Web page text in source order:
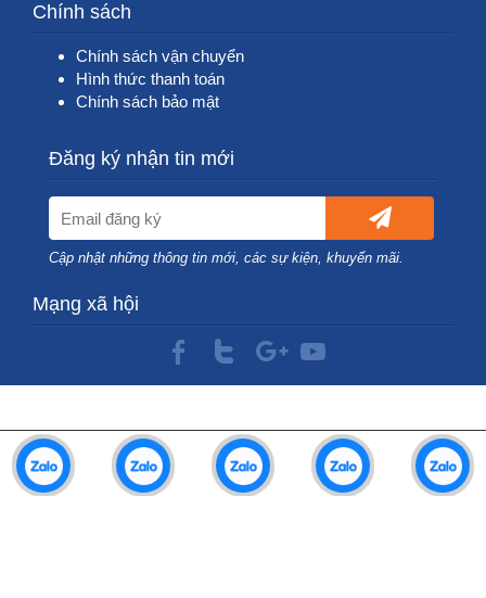
Chính sách
Chính sách vận chuyển
Hình thức thanh toán
Chính sách bảo mật
Đăng ký nhận tin mới
Cập nhật những thông tin mới, các sự kiện, khuyến mãi.
Mạng xã hội
Bản quyền © TRUNG HIẾU. Thiết kế bởiNAM BO VN